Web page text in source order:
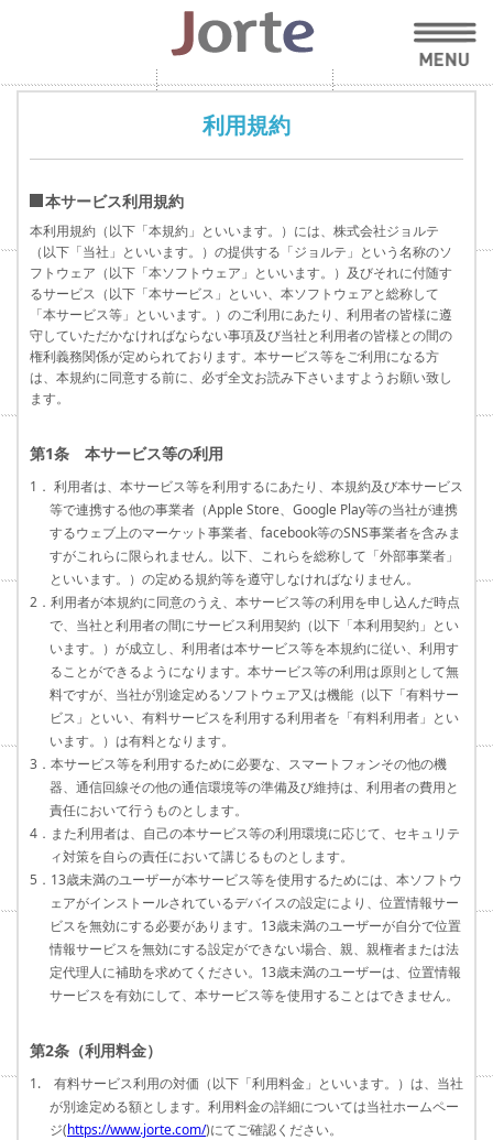
利用規約
本サービス利用規約
本利用規約（以下「本規約」といいます。）には、株式会社ジョルテ
（以下「当社」といいます。）の提供する「ジョルテ」という名称のソ
フトウェア（以下「本ソフトウェア」といいます。）及びそれに付随す
るサービス（以下「本サービス」といい、本ソフトウェアと総称して
「本サービス等」といいます。）のご利用にあたり、利用者の皆様に遵
守していただかなければならない事項及び当社と利用者の皆様との間の
権利義務関係が定められております。本サービス等をご利用になる方
は、本規約に同意する前に、必ず全文お読み下さいますようお願い致し
ます。
第1条 本サービス等の利用
1． 利用者は、本サービス等を利用するにあたり、本規約及び本サービス
等で連携する他の事業者（Apple Store、Google Play等の当社が連携
するウェブ上のマーケット事業者、facebook等のSNS事業者を含みま
すがこれらに限られません。以下、これらを総称して「外部事業者」
といいます。）の定める規約等を遵守しなければなりません。
2．利用者が本規約に同意のうえ、本サービス等の利用を申し込んだ時点
で、当社と利用者の間にサービス利用契約（以下「本利用契約」とい
います。）が成立し、利用者は本サービス等を本規約に従い、利用す
ることができるようになります。本サービス等の利用は原則として無
料ですが、当社が別途定めるソフトウェア又は機能（以下「有料サー
ビス」といい、有料サービスを利用する利用者を「有料利用者」とい
います。）は有料となります。
3．本サービス等を利用するために必要な、スマートフォンその他の機
器、通信回線その他の通信環境等の準備及び維持は、利用者の費用と
責任において行うものとします。
4．また利用者は、自己の本サービス等の利用環境に応じて、セキュリテ
ィ対策を自らの責任において講じるものとします。
5．13歳未満のユーザーが本サービス等を使用するためには、本ソフトウ
ェアがインストールされているデバイスの設定により、位置情報サー
ビスを無効にする必要があります。13歳未満のユーザーが自分で位置
情報サービスを無効にする設定ができない場合、親、親権者または法
定代理人に補助を求めてください。13歳未満のユーザーは、位置情報
サービスを有効にして、本サービス等を使用することはできません。
第2条（利用料金）
1. 有料サービス利用の対価（以下「利用料金」といいます。）は、当社
が別途定める額とします。利用料金の詳細については当社ホームペー
ジ(https://www.jorte.com/)にてご確認ください。